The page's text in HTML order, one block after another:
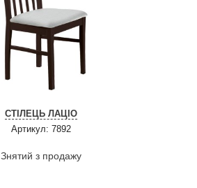
СТІЛЕЦЬ ЛАЦІО
Артикул: 7892
Знятий з продажу